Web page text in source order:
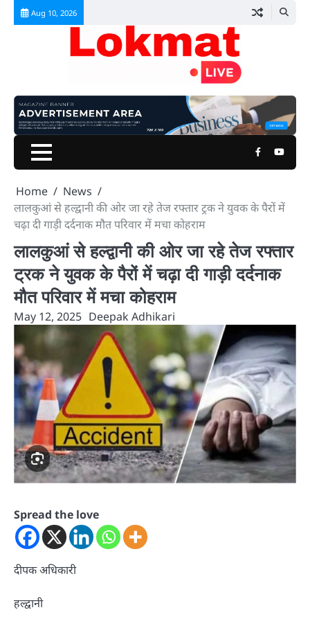
Skip
Aug 10, 2026
Facebook
Home
News
लालकुआं से हल्द्वानी की ओर जा रहे तेज रफ्तार ट्रक ने युवक के पैरों में
चढ़ा दी गाड़ी दर्दनाक मौत परिवार में मचा कोहराम
लालकुआं से हल्द्वानी की ओर जा रहे तेज रफ्तार
ट्रक ने युवक के पैरों में चढ़ा दी गाड़ी दर्दनाक
मौत परिवार में मचा कोहराम
May 12, 2025 Deepak Adhikari
Spread the love
दीपक अधिकारी
हल्द्वानी